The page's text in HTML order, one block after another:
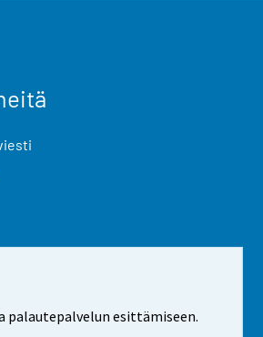
palautepalvelun esittämiseen.